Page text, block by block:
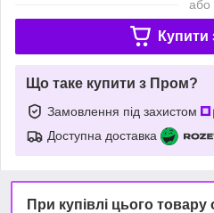
або
Купити
Що таке купити з Пром?
Замовлення під захистом
Доступна доставка
При купівлі цього